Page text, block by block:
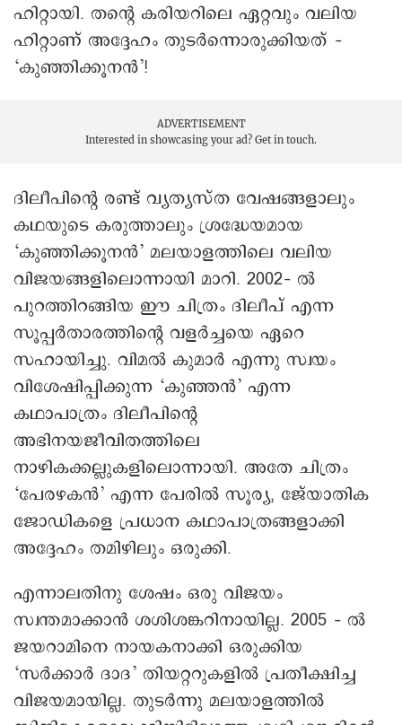
ഹിറ്റായി. തന്റെ കരിയറിലെ ഏറ്റവും വലിയ
ഹിറ്റാണ് അദ്ദേഹം തുടര്‍ന്നൊരുക്കിയത് –
‘കുഞ്ഞിക്കൂനന്‍’!
ADVERTISEMENT
Interested in showcasing your ad? Get in touch.
ദിലീപിന്റെ രണ്ട് വ്യത്യസ്ത വേഷങ്ങളാലും
കഥയുടെ കരുത്താലും ശ്രദ്ധേയമായ
‘കുഞ്ഞിക്കൂനന്‍’ മലയാളത്തിലെ വലിയ
വിജയങ്ങളിലൊന്നായി മാറി. 2002– ല്‍
പുറത്തിറങ്ങിയ ഈ ചിത്രം ദിലീപ് എന്ന
സൂപ്പര്‍താരത്തിന്റെ വളര്‍ച്ചയെ ഏറെ
സഹായിച്ചു. വിമല്‍ കുമാര്‍ എന്നു സ്വയം
വിശേഷിപ്പിക്കുന്ന ‘കുഞ്ഞന്‍’ എന്ന
കഥാപാത്രം ദിലീപിന്റെ
അഭിനയജീവിതത്തിലെ
നാഴികക്കല്ലുകളിലൊന്നായി. അതേ ചിത്രം
‘പേരഴകന്‍’ എന്ന പേരില്‍ സൂര്യ, ജേ്യാതിക
ജോഡികളെ പ്രധാന കഥാപാത്രങ്ങളാക്കി
അദ്ദേഹം തമിഴിലും ഒരുക്കി.
എന്നാലതിനു ശേഷം ഒരു വിജയം
സ്വന്തമാക്കാന്‍ ശശിശങ്കറിനായില്ല. 2005 – ല്‍
ജയറാമിനെ നായകനാക്കി ഒരുക്കിയ
‘സര്‍ക്കാര്‍ ദാദ’ തിയറ്ററുകളില്‍ പ്രതീക്ഷിച്ച
വിജയമായില്ല. തുടര്‍ന്നു മലയാളത്തില്‍